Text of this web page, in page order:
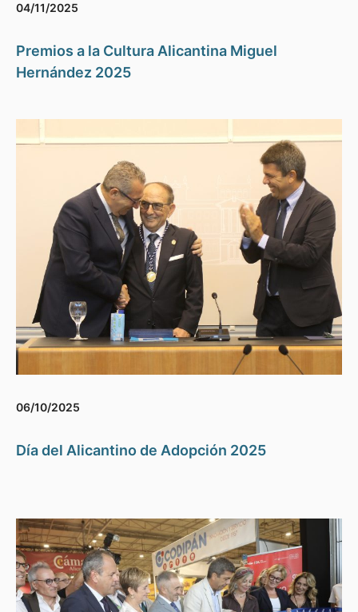
04/11/2025
Premios a la Cultura Alicantina Miguel
Hernández 2025
06/10/2025
Día del Alicantino de Adopción 2025